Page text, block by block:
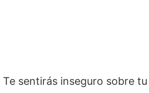
Te sentirás inseguro sobre